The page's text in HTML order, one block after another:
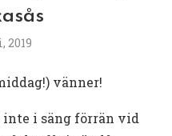
2019
vänner!
inte i säng förrän vid